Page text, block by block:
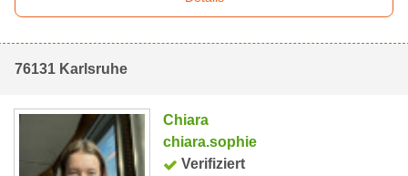
76131 Karlsruhe
Chiara
chiara.sophie
Verifiziert